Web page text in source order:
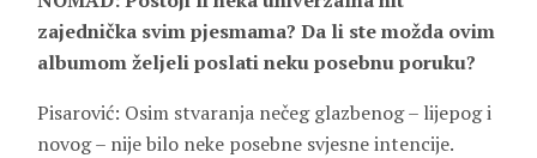
zajednička svim pjesmama? Da li ste možda ovim
albumom željeli poslati neku posebnu poruku?
Pisarović: Osim stvaranja nečeg glazbenog – lijepog i
novog – nije bilo neke posebne svjesne intencije.